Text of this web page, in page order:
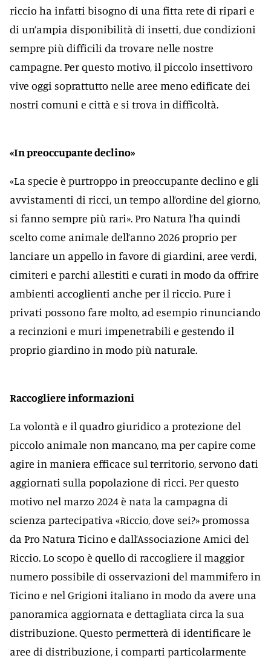
riccio ha infatti bisogno di una fitta rete di ripari e
di un’ampia disponibilità di insetti, due condizioni
sempre più difficili da trovare nelle nostre
campagne. Per questo motivo, il piccolo insettivoro
vive oggi soprattutto nelle aree meno edificate dei
nostri comuni e città e si trova in difficoltà.
«In preoccupante declino»
«La specie è purtroppo in preoccupante declino e gli
avvistamenti di ricci, un tempo all’ordine del giorno,
si fanno sempre più rari». Pro Natura l’ha quindi
scelto come animale dell’anno 2026 proprio per
lanciare un appello in favore di giardini, aree verdi,
cimiteri e parchi allestiti e curati in modo da offrire
ambienti accoglienti anche per il riccio. Pure i
privati possono fare molto, ad esempio rinunciando
a recinzioni e muri impenetrabili e gestendo il
proprio giardino in modo più naturale.
Raccogliere informazioni
La volontà e il quadro giuridico a protezione del
piccolo animale non mancano, ma per capire come
agire in maniera efficace sul territorio, servono dati
aggiornati sulla popolazione di ricci. Per questo
motivo nel marzo 2024 è nata la campagna di
scienza partecipativa «Riccio, dove sei?» promossa
da Pro Natura Ticino e dall’Associazione Amici del
Riccio. Lo scopo è quello di raccogliere il maggior
numero possibile di osservazioni del mammifero in
Ticino e nel Grigioni italiano in modo da avere una
panoramica aggiornata e dettagliata circa la sua
distribuzione. Questo permetterà di identificare le
aree di distribuzione, i comparti particolarmente